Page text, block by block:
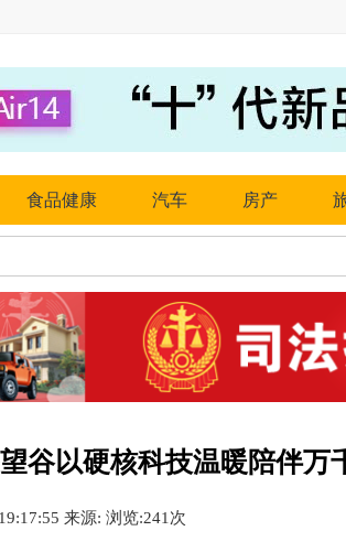
食品健康 汽车 房产
谷以硬核科技温暖陪伴万
来源: 浏览:241 次